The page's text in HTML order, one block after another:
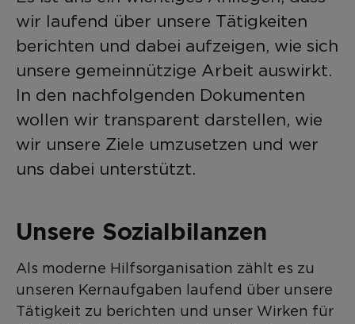
wir laufend über unsere Tätigkeiten
berichten und dabei aufzeigen, wie sich
unsere gemeinnützige Arbeit auswirkt.
In den nachfolgenden Dokumenten
wollen wir transparent darstellen, wie
wir unsere Ziele umzusetzen und wer
uns dabei unterstützt.
Unsere Sozialbilanzen
Als moderne Hilfsorganisation zählt es zu
unseren Kernaufgaben laufend über unsere
Tätigkeit zu berichten und unser Wirken für